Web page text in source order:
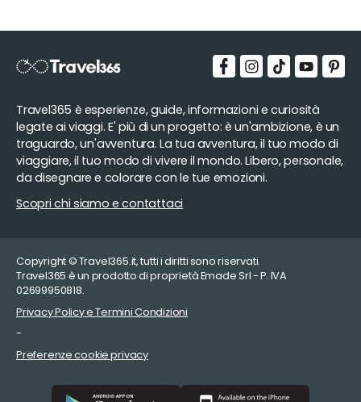
Travel365 è esperienze, guide, informazioni e curiosità
legate ai viaggi. E' più di un progetto: è un'ambizione, è un
traguardo, un'avventura. La tua avventura, il tuo modo di
viaggiare, il tuo modo di vivere il mondo. Libero, personale,
da disegnare e colorare con le tue emozioni.
Scopri chi siamo e contattaci
Copyright © Travel365.it, tutti i diritti sono riservati.
Travel365 è un prodotto di proprietà Emade Srl - P. IVA
02699950818.
Privacy Policy e Termini Condizioni
-
Preferenze cookie privacy